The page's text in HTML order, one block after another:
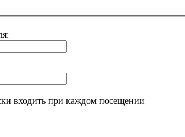
входить при каждом посещении